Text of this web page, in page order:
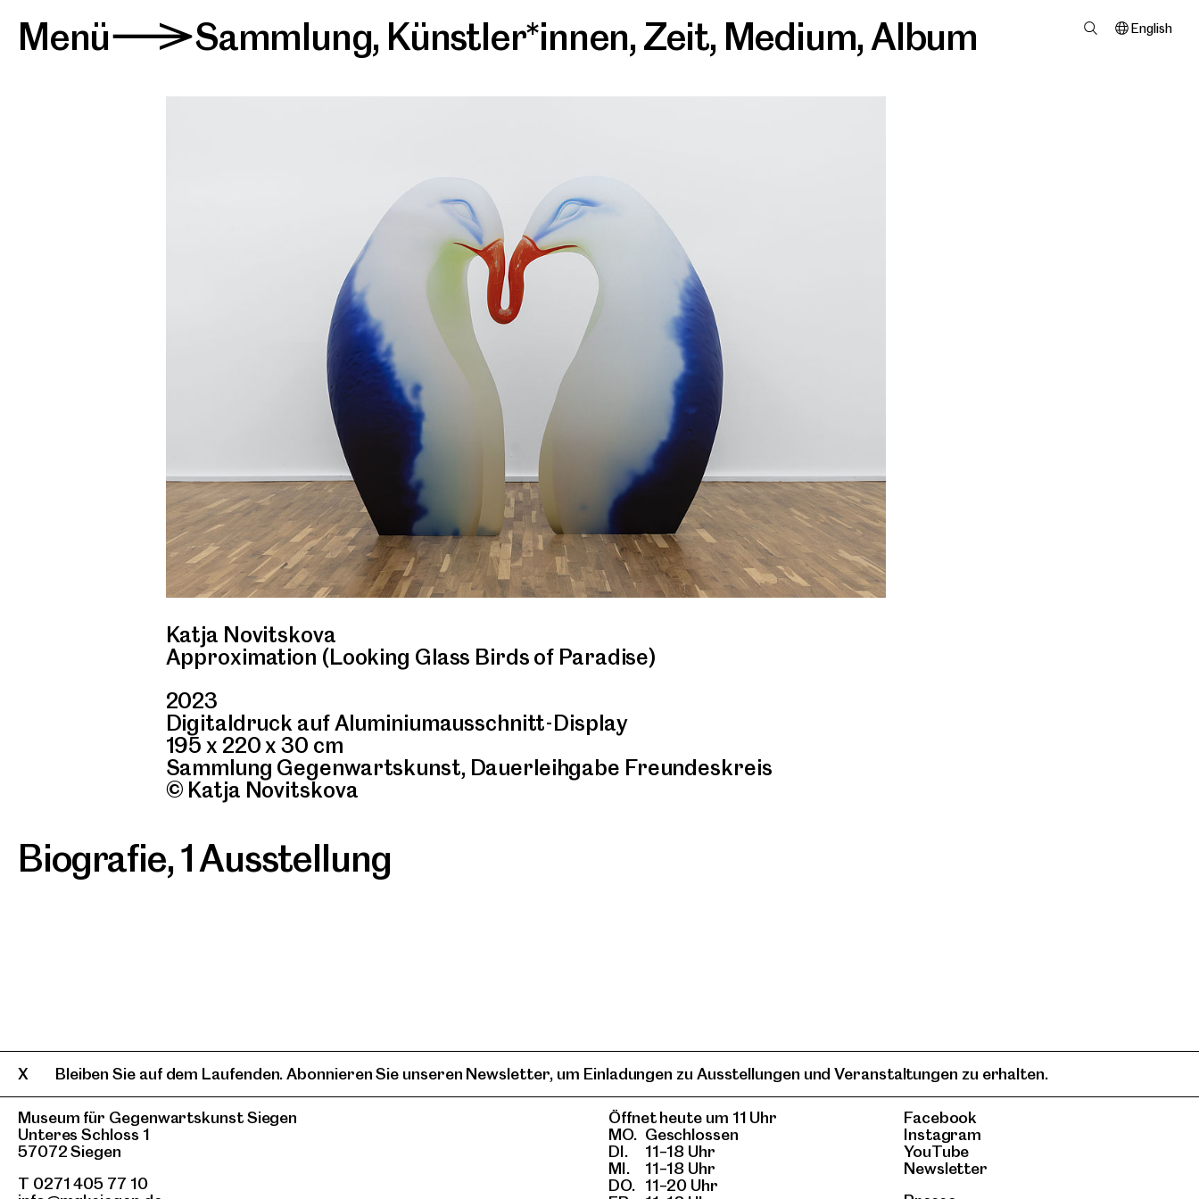
Menü>Sammlung, Künstler*innen, Zeit, Medium,Album English
Katja Novitskova
Approximation (Looking Glass Birds of Paradise)
2023
Digitaldruck auf Aluminiumausschnitt-Display
195 x 220 x 30 cm
Sammlung Gegenwartskunst, Dauerleihgabe Freundeskreis
© Katja Novitskova
Biografie,1 Ausstellung
Museum für Gegenwartskunst Siegen
Unteres Schloss 1
57072 Siegen
T 0271 405 77 10
Öffnet heute um 11 Uhr
MO. Geschlossen
DI.
11–18 Uhr
MI.
11–18 Uhr
DO. 11–20 Uhr
Facebook
Instagram
YouTube
Newsletter
Bleiben Sie auf dem Laufenden. Abonnieren Sie unseren Newsletter, um Einladungen zu Ausstellungen und Veranstaltungen zu erhalten.